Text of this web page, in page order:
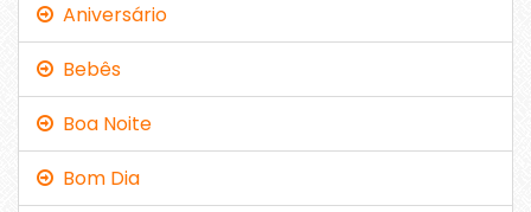
Aniversário
Bebês
Boa Noite
Bom Dia